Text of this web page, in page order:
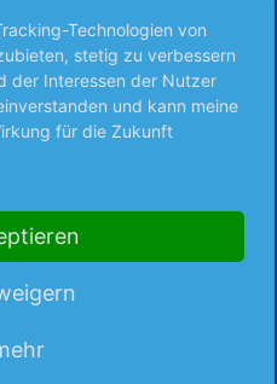
Technologien von
stetig zu verbessern
der Interessen der Nutzer
und kann meine
für die Zukunft